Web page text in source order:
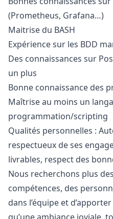
(Prometheus, Grafana…)
Maitrise du BASH
Expérience sur les BDD
Des connaissances sur
un plus
Bonne connaissance des
Maîtrise au moins un
programmation/scripting
Qualités personnelles :
respectueux de ses
livrables, respect des
Nous recherchons plus
compétences, des
dans l’équipe et